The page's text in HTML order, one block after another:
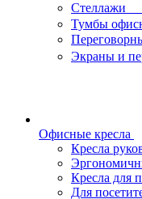
Стеллажи
Тумбы
Экраны и
Офисные кресла
Кресла
Кресла для
Для